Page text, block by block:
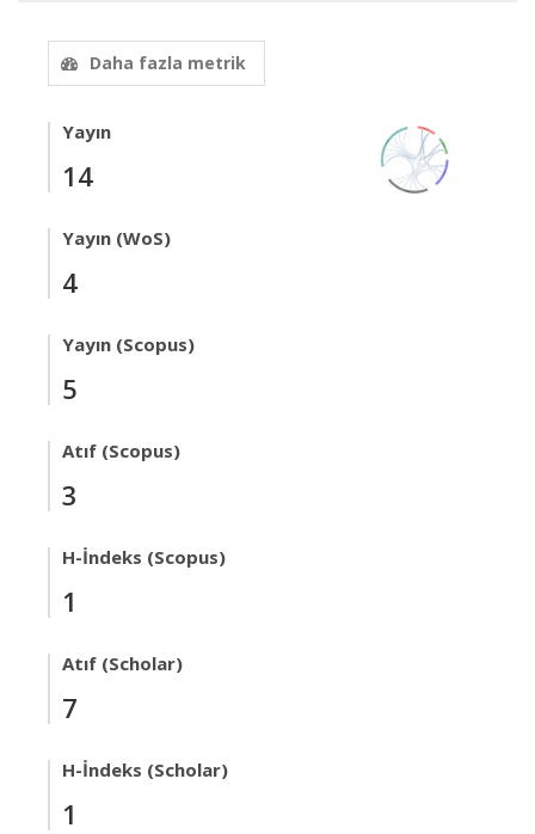
Daha fazla metrik
Yayın
14
Yayın (WoS)
4
Yayın (Scopus)
5
Atıf (Scopus)
3
H-İndeks (Scopus)
1
Atıf (Scholar)
7
H-İndeks (Scholar)
1